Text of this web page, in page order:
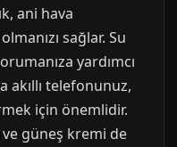
ani hava
sağlar. Su
yardımcı
akıllı telefonunuz,
için önemlidir.
güneş kremi de